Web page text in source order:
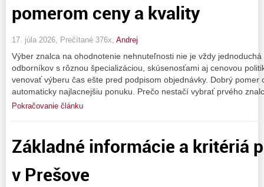
pomerom ceny a kvality
17. júla 2026, Prečítané 376x, Andrej
Výber znalca na ohodnotenie nehnuteľnosti nie je vždy
odborníkov s rôznou špecializáciou, skúsenosťami aj cenovou
venovať výberu čas ešte pred podpisom objednávky. Dobrý pomer
automaticky najlacnejšiu ponuku. Prečo nestačí vybrať prvého
Pokračovanie článku
Základné informácie a kritériá
v Prešove